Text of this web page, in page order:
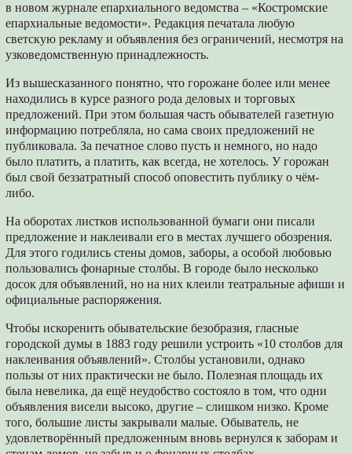
в новом журнале епархиального ведомства – «Костромские
епархиальные ведомости». Редакция печатала любую
светскую рекламу и объявления без ограничений, несмотря на
узковедомственную принадлежность.
Из вышесказанного понятно, что горожане более или менее
находились в курсе разного рода деловых и торговых
предложений. При этом большая часть обывателей газетную
информацию потребляла, но сама своих предложений не
публиковала. За печатное слово пусть и немного, но надо
было платить, а платить, как всегда, не хотелось. У горожан
был свой беззатратный способ оповестить публику о чём-
либо.
На оборотах листков использованной бумаги они писали
предложение и наклеивали его в местах лучшего обозрения.
Для этого годились стены домов, заборы, а особой любовью
пользовались фонарные столбы. В городе было несколько
досок для объявлений, но на них клеили театральные афиши и
официальные распоряжения.
Чтобы искоренить обывательские безобразия, гласные
городской думы в 1883 году решили устроить «10 столбов для
наклеивания объявлений». Столбы установили, однако
пользы от них практически не было. Полезная площадь их
была невелика, да ещё неудобство состояло в том, что одни
объявления висели высоко, другие – слишком низко. Кроме
того, большие листы закрывали малые. Обыватель, не
удовлетворённый предложенным вновь вернулся к заборам и